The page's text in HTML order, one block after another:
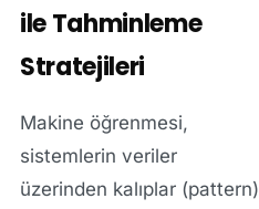
ile Tahminleme
Stratejileri
Makine öğrenmesi,
sistemlerin veriler
üzerinden kalıplar (pattern)